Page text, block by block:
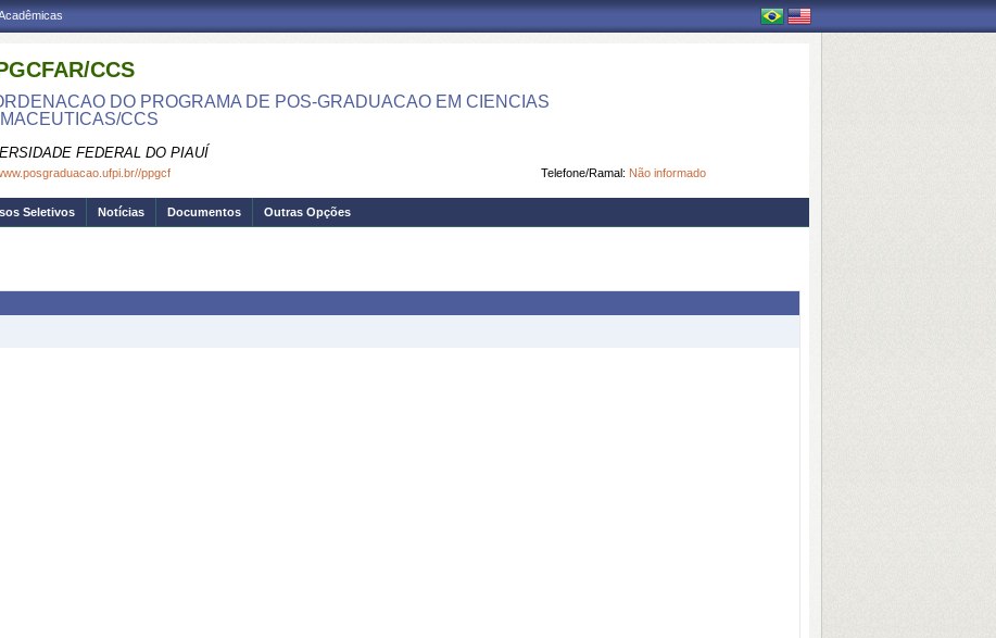
CCS
DO PROGRAMA DE POS-GRADUACAO EM CIENCIAS
CCS
FEDERAL DO PIAUÍ
Telefone/Ramal: Não informado
ppgcf
Seletivos Notícias Documentos Outras Opções